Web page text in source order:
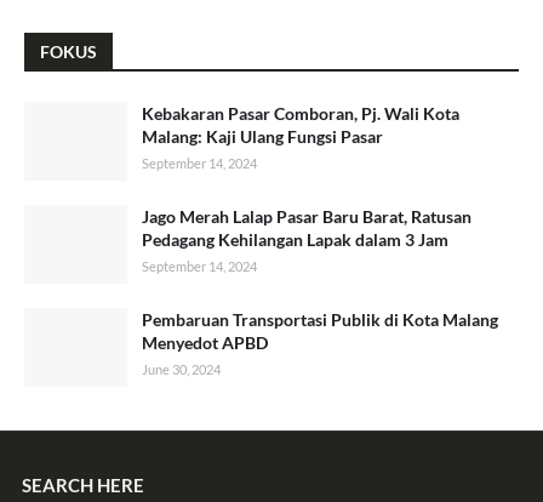
FOKUS
Kebakaran Pasar Comboran, Pj. Wali Kota
Malang: Kaji Ulang Fungsi Pasar
September 14, 2024
Jago Merah Lalap Pasar Baru Barat, Ratusan
Pedagang Kehilangan Lapak dalam 3 Jam
September 14, 2024
Pembaruan Transportasi Publik di Kota Malang
Menyedot APBD
June 30, 2024
SEARCH HERE